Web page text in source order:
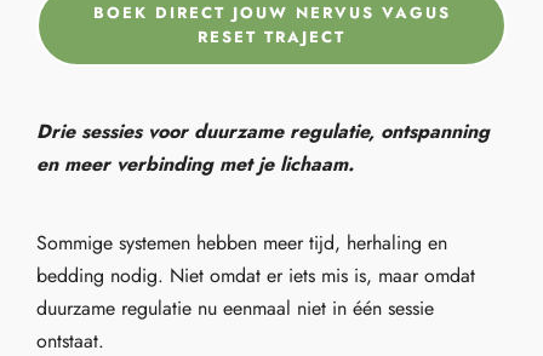
BOEK DIRECT JOUW NERVUS VAGUS
RESET TRAJECT
Drie sessies voor duurzame regulatie, ontspanning
en meer verbinding met je lichaam.
Sommige systemen hebben meer tijd, herhaling en
bedding nodig. Niet omdat er iets mis is, maar omdat
duurzame regulatie nu eenmaal niet in één sessie
ontstaat.